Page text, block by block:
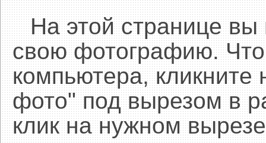
На этой странице вы
свою фотографию.
компьютера, кликните
фото" под вырезом в
клик на нужном